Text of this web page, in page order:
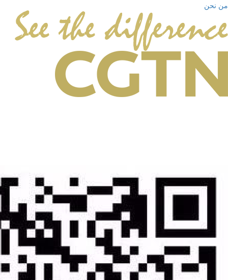
من نحن